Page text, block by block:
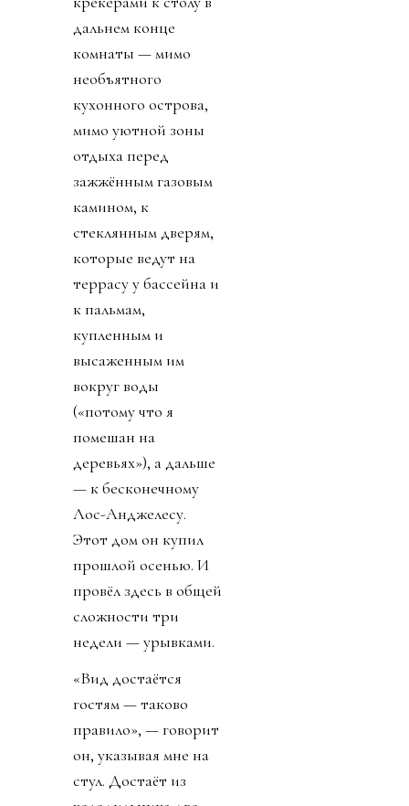
Возвращаюсь — нет.
Целая палка
колбасы», — говорит
«И хоть бы что. Но
потом я дал ей
мятную конфету для
была нужна, — и тут
потянулись дорожки
рвоты. Знаете такую,
которую почти
невозможно отмыть?
краски?»
Он несёт доску с
закусками и
корзинку с
крекерами к столу в
дальнем конце
комнаты — мимо
необъятного
кухонного острова,
мимо уютной зоны
зажжённым газовым
стеклянным дверям,
которые ведут на
террасу у бассейна и